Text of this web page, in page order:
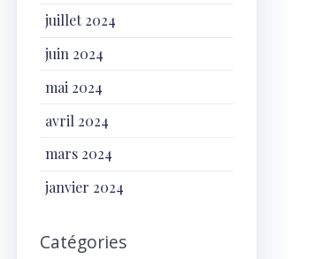
juillet 2024
juin 2024
mai 2024
avril 2024
mars 2024
janvier 2024
Catégories